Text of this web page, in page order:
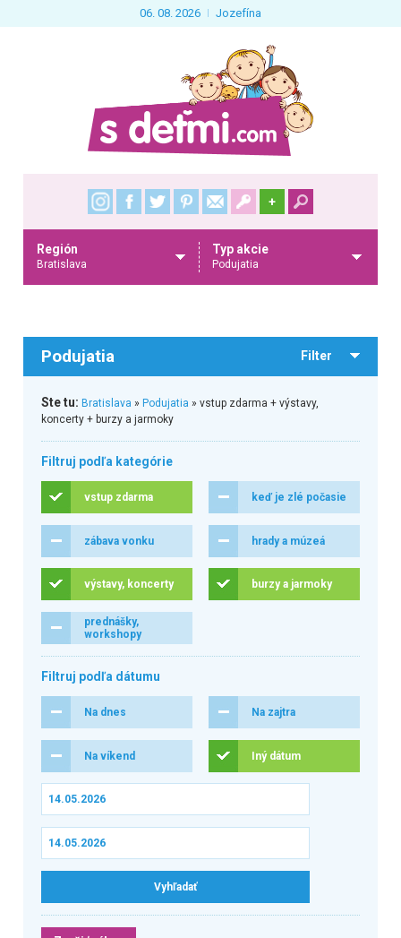
06. 08. 2026 Jozefína
+
Región
Bratislava
Typ akcie
Podujatia
Podujatia Filter
Ste tu: Bratislava » Podujatia » vstup zdarma + výstavy,
koncerty + burzy a jarmoky
Filtruj podľa kategórie
vstup zdarma keď je zlé počasie
zábava vonku hrady a múzeá
výstavy, koncerty burzy a jarmoky
prednášky,
workshopy
Filtruj podľa dátumu
Na dnes Na zajtra
Na víkend Iný dátum